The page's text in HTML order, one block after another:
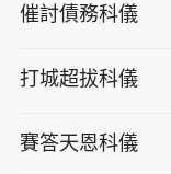
催討債務科儀
打城超拔科儀
賽答天恩科儀